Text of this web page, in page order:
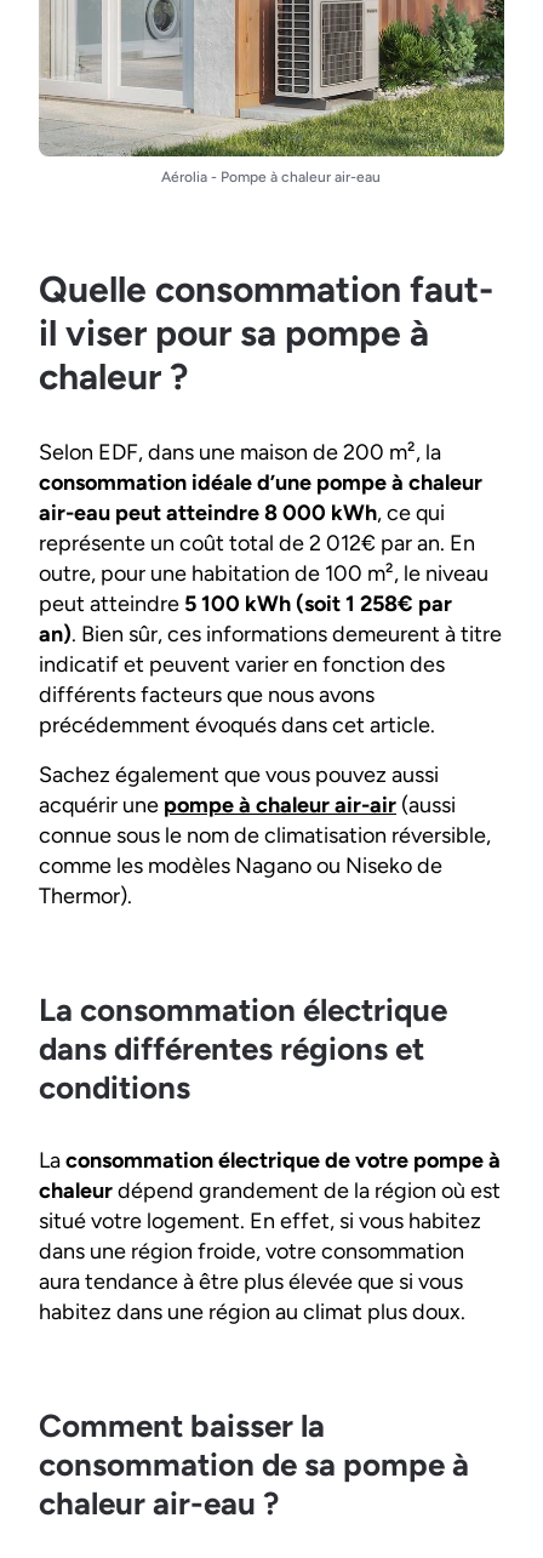
Aérolia - Pompe à chaleur air-eau
Quelle consommation faut-
il viser pour sa pompe à
chaleur ?
Selon EDF, dans une maison de 200 m², la
consommation idéale d’une pompe à chaleur
air-eau peut atteindre 8 000 kWh, ce qui
représente un coût total de 2 012€ par an. En
outre, pour une habitation de 100 m², le niveau
peut atteindre 5 100 kWh (soit 1 258€ par
an). Bien sûr, ces informations demeurent à titre
indicatif et peuvent varier en fonction des
différents facteurs que nous avons
précédemment évoqués dans cet article.
Sachez également que vous pouvez aussi
acquérir une pompe à chaleur air-air (aussi
connue sous le nom de climatisation réversible,
comme les modèles Nagano ou Niseko de
Thermor).
La consommation électrique
dans différentes régions et
conditions
Laconsommation électrique de votre pompe à
chaleurdépend grandement de la région où est
situé votre logement. En effet, si vous habitez
dans une région froide, votre consommation
aura tendance à être plus élevée que si vous
habitez dans une région au climat plus doux.
Comment baisser la
consommation de sa pompe à
chaleur air-eau ?